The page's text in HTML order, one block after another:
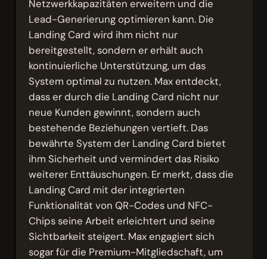
Netzwerkkapazitäten erweitern und die
Lead-Generierung optimieren kann. Die
Landing Card wird ihm nicht nur
bereitgestellt, sondern er erhält auch
kontinuierliche Unterstützung, um das
System optimal zu nutzen. Max entdeckt,
dass er durch die Landing Card nicht nur
neue Kunden gewinnt, sondern auch
bestehende Beziehungen vertieft. Das
bewährte System der Landing Card bietet
ihm Sicherheit und vermindert das Risiko
weiterer Enttäuschungen. Er merkt, dass die
Landing Card mit der integrierten
Funktionalität von QR-Codes und NFC-
Chips seine Arbeit erleichtert und seine
Sichtbarkeit steigert. Max engagiert sich
sogar für die Premium-Mitgliedschaft, um